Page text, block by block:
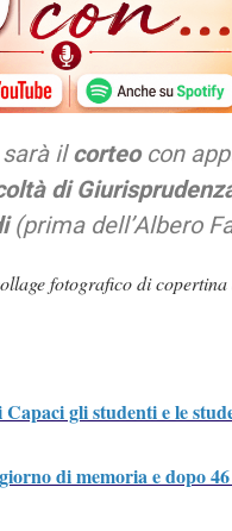
ilcorteo con
di
(prima dell’Albero
fotografico di
gli studenti e le
di memoria e dopo